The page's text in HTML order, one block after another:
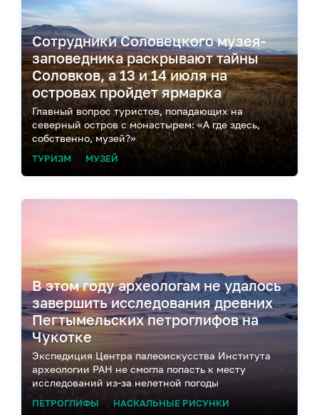
Сотрудники Соловецкого музея-
заповедника раскрывают тайны
Соловков, а 13 и 14 июля на
островах пройдет ярмарка
Главный вопрос туристов, попадающих на
северный остров с монастырем: «А где здесь,
собственно, музей?»
ТУРИЗМ МУЗЕЙ
В этом году археологам не удалось
завершить исследования древних
Пегтымельских петроглифов на
Чукотке
Экспедиция Центра палеоискусства Института
археологии РАН не смогла попасть к месту
исследований из-за нелетной погоды
ПЕТРОГЛИФЫ НАСКАЛЬНЫЕ РИСУНКИ